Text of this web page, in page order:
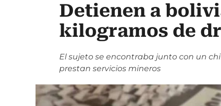
Detienen a
kilogramos de
El sujeto se encontraba junto con un
prestan servicios mineros